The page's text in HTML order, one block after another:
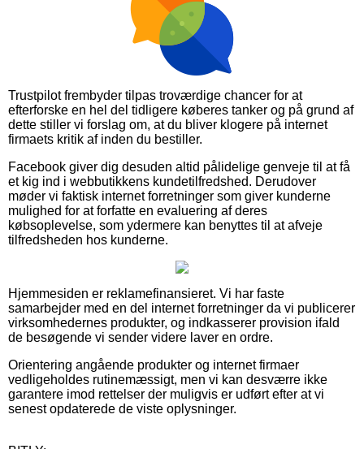
Trustpilot frembyder tilpas troværdige chancer for at
efterforske en hel del tidligere køberes tanker og på grund af
dette stiller vi forslag om, at du bliver klogere på internet
firmaets kritik af inden du bestiller.
Facebook giver dig desuden altid pålidelige genveje til at få
et kig ind i webbutikkens kundetilfredshed. Derudover
møder vi faktisk internet forretninger som giver kunderne
mulighed for at forfatte en evaluering af deres
købsoplevelse, som ydermere kan benyttes til at afveje
tilfredsheden hos kunderne.
Hjemmesiden er reklamefinansieret. Vi har faste
samarbejder med en del internet forretninger da vi publicerer
virksomhedernes produkter, og indkasserer provision ifald
de besøgende vi sender videre laver en ordre.
Orientering angående produkter og internet firmaer
vedligeholdes rutinemæssigt, men vi kan desværre ikke
garantere imod rettelser der muligvis er udført efter at vi
senest opdaterede de viste oplysninger.